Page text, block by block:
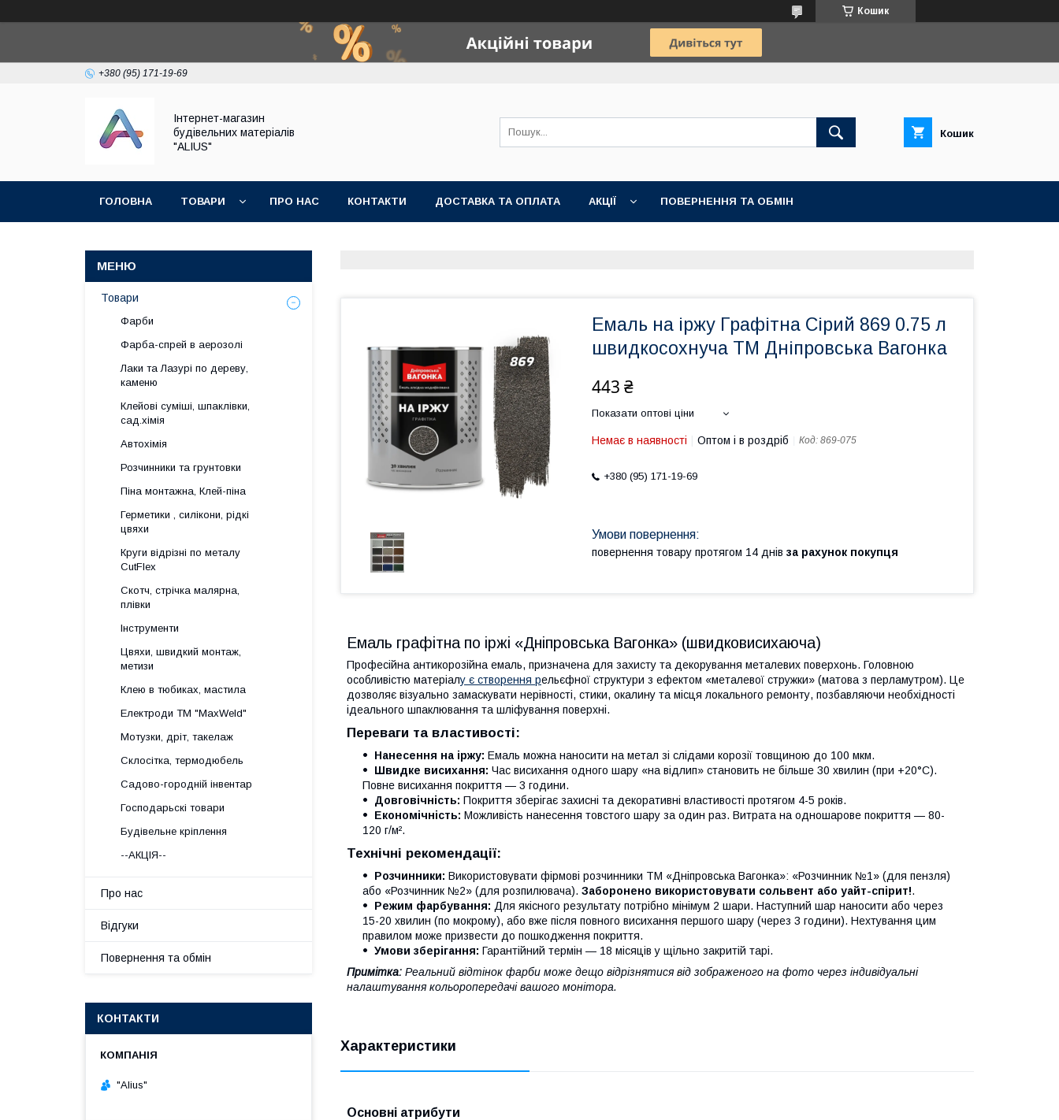
Кошик
+380 (95) 171-19-69
Інтернет-магазин
будівельних матеріалів
"ALIUS"
Кошик
ГОЛОВНА ТОВАРИ ПРО НАС КОНТАКТИ ДОСТАВКА ТА ОПЛАТА АКЦІЇ ПОВЕРНЕННЯ ТА ОБМІН
Емаль на іржу Графітна Сірий 869 0.75 л
швидкосохнуча ТМ Дніпровська Вагонка
443 ₴
Показати оптові ціни
Немає в наявності Оптом і в роздріб Код: 869-075
+380 (95) 171-19-69
повернення товару протягом 14 днів за рахунок покупця
Емаль графітна по іржі «Дніпровська Вагонка» (швидковисихаюча)
Професійна антикорозійна емаль, призначена для захисту та декорування металевих поверхонь. Головною
особливістю матеріалу є створення рельєфної структури з ефектом «металевої стружки» (матова з перламутром). Це
дозволяє візуально замаскувати нерівності, стики, окалину та місця локального ремонту, позбавляючи необхідності
ідеального шпаклювання та шліфування поверхні.
Переваги та властивості:
Нанесення на іржу: Емаль можна наносити на метал зі слідами корозії товщиною до 100 мкм.
Швидке висихання: Час висихання одного шару «на відлип» становить не більше 30 хвилин (при +20°C).
Повне висихання покриття — 3 години.
Довговічність: Покриття зберігає захисні та декоративні властивості протягом 4-5 років.
Економічність: Можливість нанесення товстого шару за один раз. Витрата на одношарове покриття — 80-
120 г/м².
Технічні рекомендації:
Розчинники: Використовувати фірмові розчинники ТМ «Дніпровська Вагонка»: «Розчинник №1» (для пензля)
або «Розчинник №2» (для розпилювача). Заборонено використовувати сольвент або уайт-спірит!.
Режим фарбування: Для якісного результату потрібно мінімум 2 шари. Наступний шар наносити або через
15-20 хвилин (по мокрому), або вже після повного висихання першого шару (через 3 години). Нехтування цим
правилом може призвести до пошкодження покриття.
Умови зберігання: Гарантійний термін — 18 місяців у щільно закритій тарі.
Примітка: Реальний відтінок фарби може дещо відрізнятися від зображеного на фото через індивідуальні
налаштування кольоропередачі вашого монітора.
Характеристики
Основні атрибути
Товари
Фарби
Фарба-спрей в аерозолі
Лаки та Лазурі по дереву,
каменю
Клейові суміші, шпаклівки,
сад.хімія
Автохімія
Розчинники та грунтовки
Піна монтажна, Клей-піна
Герметики , силікони, рідкі
цвяхи
Круги відрізні по металу
CutFlex
Скотч, стрічка малярна,
плівки
Інструменти
Цвяхи, швидкий монтаж,
метизи
Клею в тюбиках, мастила
Електроди ТМ "MaxWeld"
Мотузки, дріт, такелаж
Склосітка, термодюбель
Садово-городній інвентар
Господарьскі товари
Будівельне кріплення
--АКЦІЯ--
Про нас
Відгуки
Повернення та обмін
КОНТАКТИ
"Alius"